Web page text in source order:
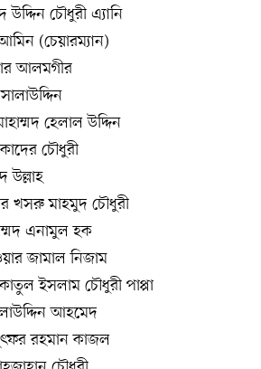
চৌধুরী এ্যানি
(চেয়ারম্যান)
আলমগীর
হেলাল উদ্দিন
চৌধুরী
উল্লাহ
খসরু মাহমুদ চৌধুরী
এনামুল হক
জামাল নিজাম
ইসলাম চৌধুরী পাপ্পা
আহমেদ
রহমান কাজল